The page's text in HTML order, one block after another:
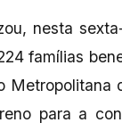
nesta
famílias
Metropolitana
para a